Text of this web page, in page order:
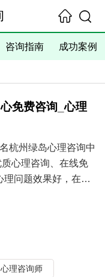
咨询指南 成功案例
免费咨询_心理
杭州绿岛心理咨询中
心理咨询、在线免
理问题效果好，在线
心理咨询师